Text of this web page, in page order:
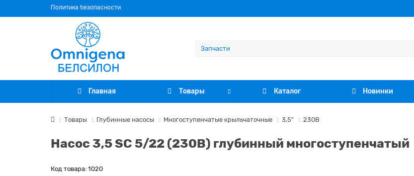
Политика безопасности
Главная Товары Каталог Новинки
Товары Глубинные насосы Многоступенчатые крыльчаточные 3,5" 230В
Насос 3,5 SC 5/22 (230В) глубинный многоступенчатый
Код товара: 1020